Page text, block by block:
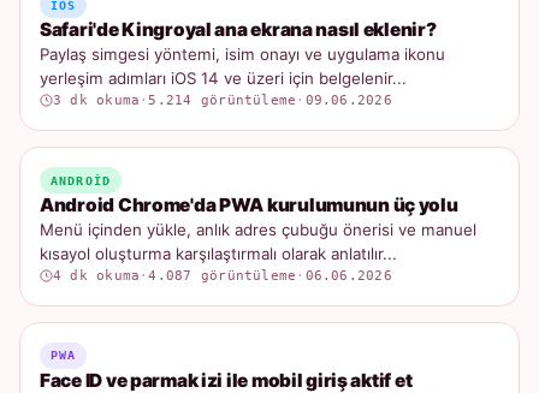
IOS
Safari'de Kingroyal ana ekrana nasıl eklenir?
Paylaş simgesi yöntemi, isim onayı ve uygulama ikonu
yerleşim adımları iOS 14 ve üzeri için belgelenir...
3 dk okuma ·5.214 görüntüleme · 09.06.2026
ANDROID
Android Chrome'da PWA kurulumunun üç yolu
Menü içinden yükle, anlık adres çubuğu önerisi ve manuel
kısayol oluşturma karşılaştırmalı olarak anlatılır...
4 dk okuma ·4.087 görüntüleme · 06.06.2026
PWA
Face ID ve parmak izi ile mobil giriş aktif et